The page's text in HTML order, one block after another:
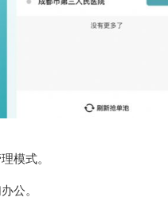
模式。
公。